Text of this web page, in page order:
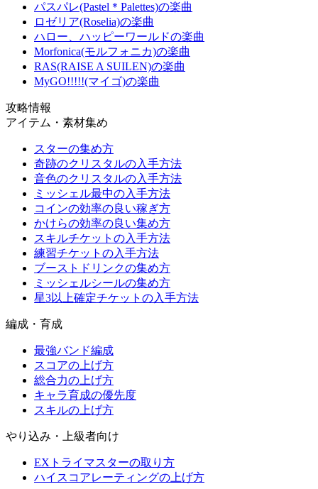
パスパレ(Pastel＊Palettes)の楽曲
ロゼリア(Roselia)の楽曲
ハロー、ハッピーワールドの楽曲
Morfonica(モルフォニカ)の楽曲
RAS(RAISE A SUILEN)の楽曲
MyGO!!!!!(マイゴ)の楽曲
攻略情報
アイテム・素材集め
スターの集め方
奇跡のクリスタルの入手方法
音色のクリスタルの入手方法
ミッシェル最中の入手方法
コインの効率の良い稼ぎ方
かけらの効率の良い集め方
スキルチケットの入手方法
練習チケットの入手方法
ブーストドリンクの集め方
ミッシェルシールの集め方
星3以上確定チケットの入手方法
編成・育成
最強バンド編成
スコアの上げ方
総合力の上げ方
キャラ育成の優先度
スキルの上げ方
やり込み・上級者向け
EXトライマスターの取り方
ハイスコアレーティングの上げ方